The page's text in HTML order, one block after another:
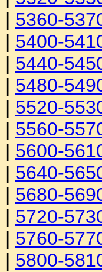
| 5360-
| 5400-
| 5440-
| 5480-
| 5520-
| 5560-
| 5600-
| 5640-
| 5680-
| 5720-
| 5760-
| 5800-